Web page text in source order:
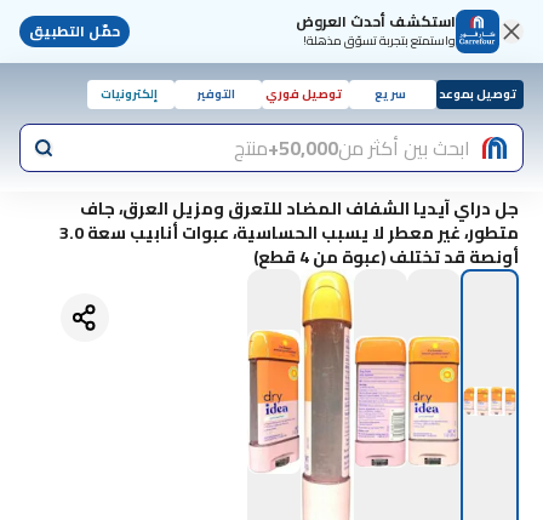
استكشف أحدث العروض
واستمتع بتجربة تسوّق مذهلة! حمّل التطبيق
توصيل بموعد سريع توصيل فوري التوفير إلكترونيات
ابحث بين أكثر من50,000+ منتج
جل دراي آيديا الشفاف المضاد للتعرق ومزيل العرق، جاف
متطور، غير معطر لا يسبب الحساسية، عبوات أنابيب سعة 3.0
أونصة قد تختلف (عبوة من 4 قطع)